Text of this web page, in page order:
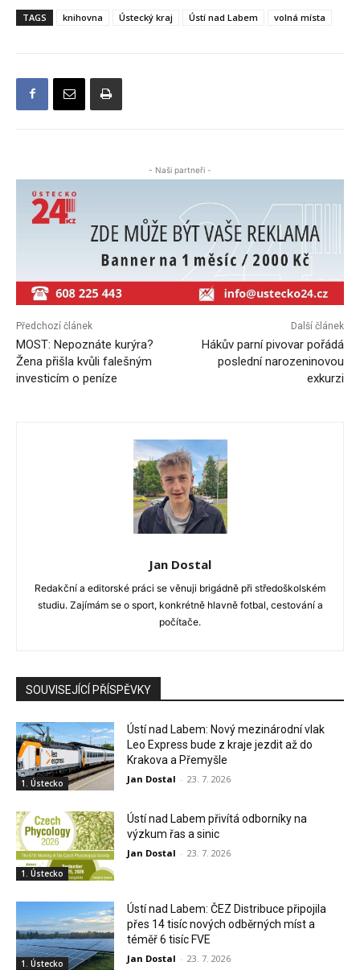
TAGS knihovna Ústecký kraj Ústí nad Labem volná místa
- Naši partneři -
Předchozí článek
MOST: Nepoznáte kurýra?
Žena přišla kvůli falešným
investicím o peníze
Další článek
Hákův parní pivovar pořádá
poslední narozeninovou
exkurzi
Jan Dostal
Redakční a editorské práci se věnuji brigádně při středoškolském
studiu. Zajímám se o sport, konkrétně hlavně fotbal, cestování a
počítače.
SOUVISEJÍCÍ PŘÍSPĚVKY
1. Ústecko
Ústí nad Labem: Nový mezinárodní vlak
Leo Express bude z kraje jezdit až do
Krakova a Přemyšle
Jan Dostal - 23. 7. 2026
1. Ústecko
Ústí nad Labem přivítá odborníky na
výzkum řas a sinic
Jan Dostal - 23. 7. 2026
1. Ústecko
Ústí nad Labem: ČEZ Distribuce připojila
přes 14 tisíc nových odběrných míst a
téměř 6 tisíc FVE
Jan Dostal - 23. 7. 2026